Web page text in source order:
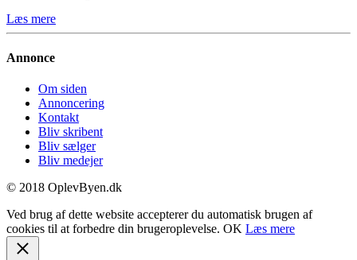
Læs mere
Annonce
Om siden
Annoncering
Kontakt
Bliv skribent
Bliv sælger
Bliv medejer
© 2018 OplevByen.dk
Ved brug af dette website accepterer du automatisk brugen af
cookies til at forbedre din brugeroplevelse. OK Læs mere